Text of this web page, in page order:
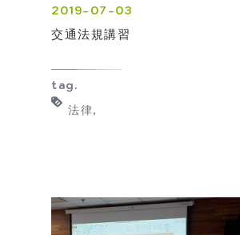
2019-07-03
交通法規講習
tag.
法律